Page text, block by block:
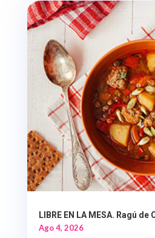
LIBRE EN LA MESA. Ragú de
Ago 4, 2026